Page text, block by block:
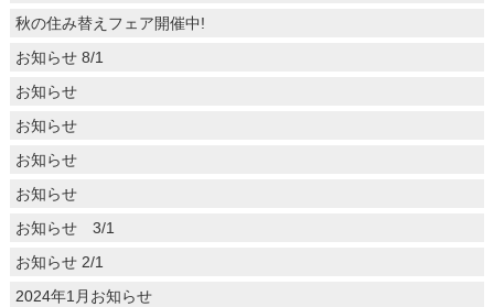
秋の住み替えフェア開催中!
お知らせ 8/1
お知らせ
お知らせ
お知らせ
お知らせ
お知らせ 3/1
お知らせ 2/1
2024年1月お知らせ